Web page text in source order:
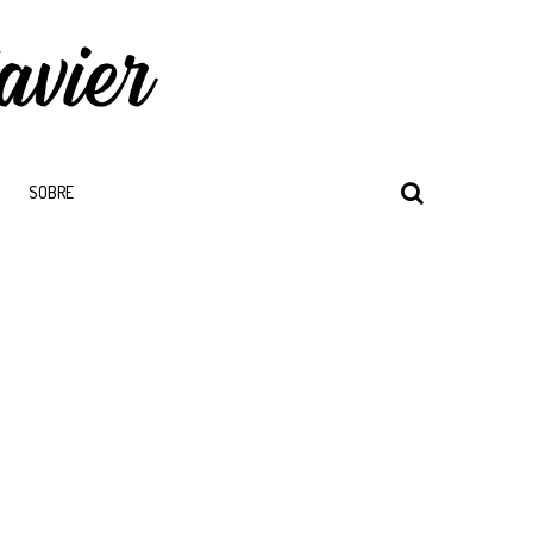
SOBRE